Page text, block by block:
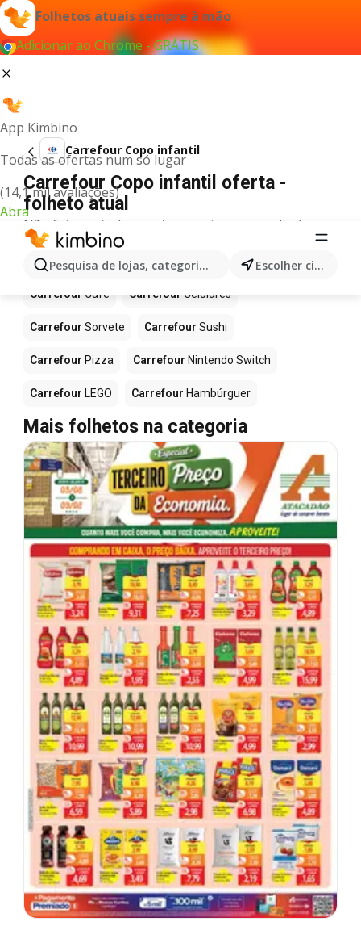
Folhetos atuais sempre à mão
Adicionar ao Chrome - GRÁTIS
App Kimbino
Todas as ofertas num só lugar
(14,1 mil avaliações)
Abra
Pesquisa de lojas, categorias,produtos... Escolher cidade
Carrefour Copo infantil
Carrefour Copo infantil oferta -
folheto atual
Não foi possível encontrar quaisquer resultados
para este termo.
Mais produtos em Carrefour
Carrefour Café Carrefour Celulares
Carrefour Sorvete Carrefour Sushi
Carrefour Pizza Carrefour Nintendo Switch
Carrefour LEGO Carrefour Hambúrguer
Mais folhetos na categoria